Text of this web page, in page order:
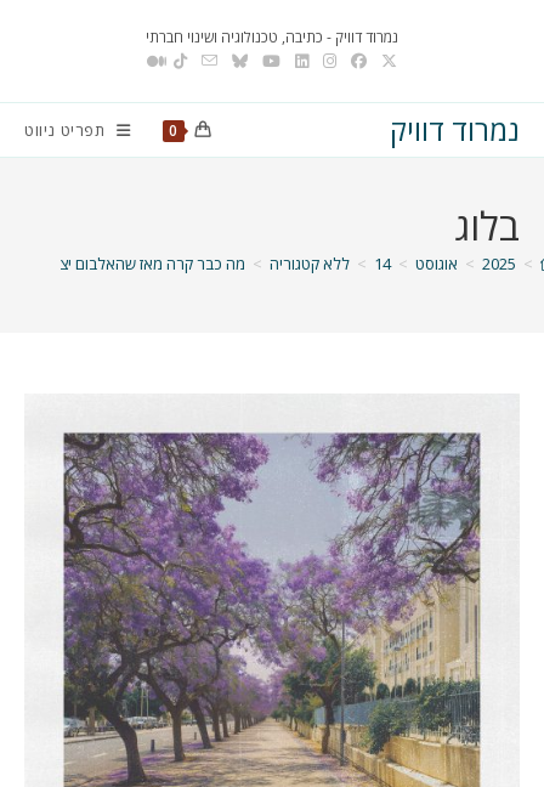
נמרוד דוויק - כתיבה, טכנולוגיה ושינוי חברתי
נמרוד דוויק 0 תפריט ניווט
בלוג
>
2025
> אוגוסט >
14
> ללא קטגוריה > מה כבר קרה מאז שהאלבום יצא